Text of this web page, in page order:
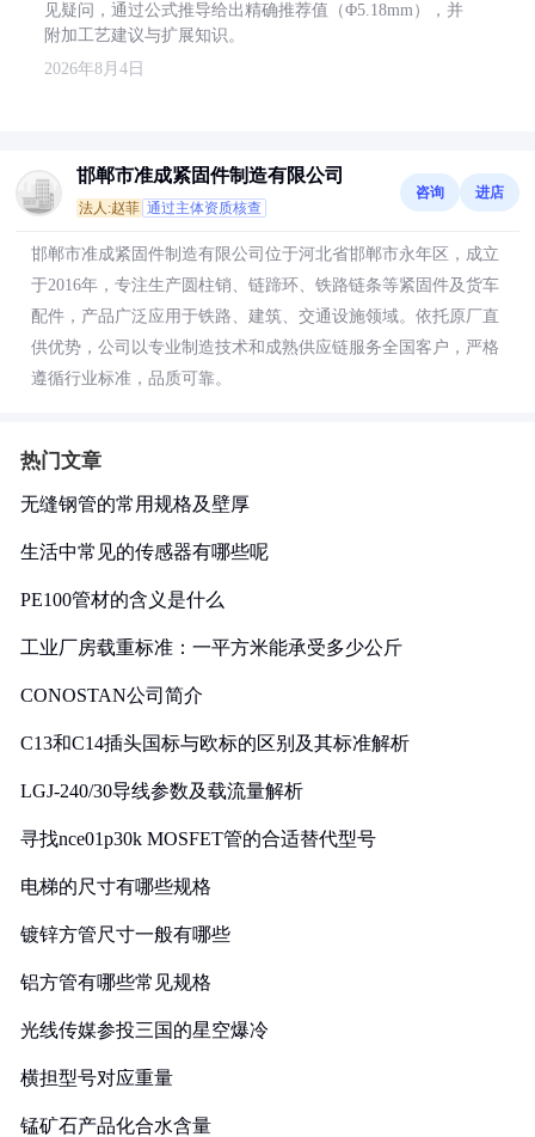
见疑问，通过公式推导给出精确推荐值（Φ5.18mm），并
附加工艺建议与扩展知识。
2026年8月4日
邯郸市准成紧固件制造有限公司
法人:赵菲 通过主体资质核查
咨询 进店
邯郸市准成紧固件制造有限公司位于河北省邯郸市永年区，成立
于2016年，专注生产圆柱销、链蹄环、铁路链条等紧固件及货车
配件，产品广泛应用于铁路、建筑、交通设施领域。依托原厂直
供优势，公司以专业制造技术和成熟供应链服务全国客户，严格
遵循行业标准，品质可靠。
热门文章
无缝钢管的常用规格及壁厚
生活中常见的传感器有哪些呢
PE100管材的含义是什么
工业厂房载重标准：一平方米能承受多少公斤
CONOSTAN公司简介
C13和C14插头国标与欧标的区别及其标准解析
LGJ-240/30导线参数及载流量解析
寻找nce01p30k MOSFET管的合适替代型号
电梯的尺寸有哪些规格
镀锌方管尺寸一般有哪些
铝方管有哪些常见规格
光线传媒参投三国的星空爆冷
横担型号对应重量
锰矿石产品化合水含量